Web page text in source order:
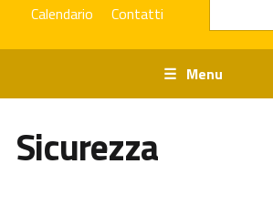
Calendario Contatti
Menu
Sicurezza